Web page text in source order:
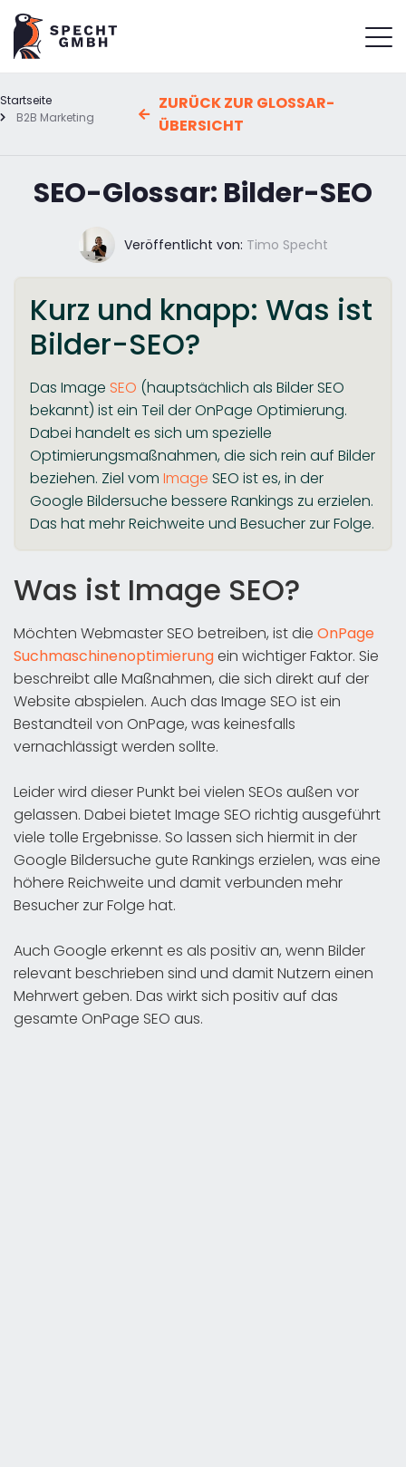
Startseite
B2B Marketing
ZURÜCK ZUR GLOSSAR-
ÜBERSICHT
SEO-Glossar: Bilder-SEO
Veröffentlicht von: Timo Specht
Kurz und knapp: Was ist
Bilder-SEO?
Das Image SEO (hauptsächlich als Bilder SEO
bekannt) ist ein Teil der OnPage Optimierung.
Dabei handelt es sich um spezielle
Optimierungsmaßnahmen, die sich rein auf Bilder
beziehen. Ziel vom Image SEO ist es, in der
Google Bildersuche bessere Rankings zu erzielen.
Das hat mehr Reichweite und Besucher zur Folge.
Was ist Image SEO?
Möchten Webmaster SEO betreiben, ist die OnPage
Suchmaschinenoptimierungein wichtiger Faktor. Sie
beschreibt alle Maßnahmen, die sich direkt auf der
Website abspielen. Auch das Image SEO ist ein
Bestandteil von OnPage, was keinesfalls
vernachlässigt werden sollte.
Leider wird dieser Punkt bei vielen SEOs außen vor
gelassen. Dabei bietet Image SEO richtig ausgeführt
viele tolle Ergebnisse. So lassen sich hiermit in der
Google Bildersuche gute Rankings erzielen, was eine
höhere Reichweite und damit verbunden mehr
Besucher zur Folge hat.
Auch Google erkennt es als positiv an, wenn Bilder
relevant beschrieben sind und damit Nutzern einen
Mehrwert geben. Das wirkt sich positiv auf das
gesamte OnPage SEO aus.